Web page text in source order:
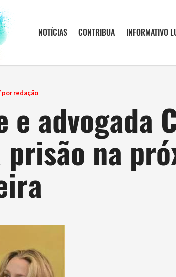
NOTÍCIAS CONTRIBUA INFORMATIVO
por redação
e advogada
na